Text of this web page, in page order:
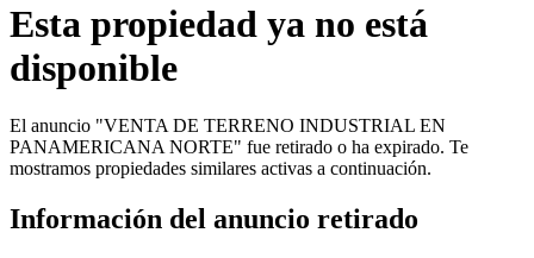
Esta propiedad ya no está
disponible
El anuncio "VENTA DE TERRENO INDUSTRIAL EN
PANAMERICANA NORTE" fue retirado o ha expirado. Te
mostramos propiedades similares activas a continuación.
Información del anuncio retirado